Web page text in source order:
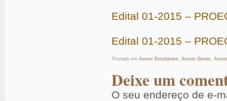
Edital 01-2015 –
Edital 01-2015 –
Postado em Avisos Estudantes , Avisos Gerais ,
Deixe um
O seu endereço de e-